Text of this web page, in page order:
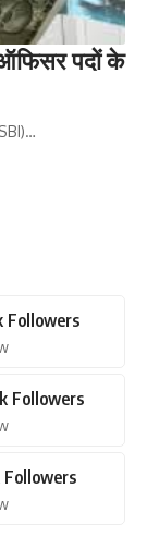
पदों के
Followers
Followers
Followers